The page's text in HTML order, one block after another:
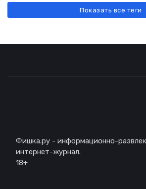
Показать все теги
Фишка.ру - информационно-
интернет-журнал.
18+